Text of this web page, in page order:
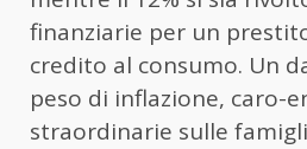
finanziarie per un
credito al consumo. Un
peso di inflazione, caro-
straordinarie sulle